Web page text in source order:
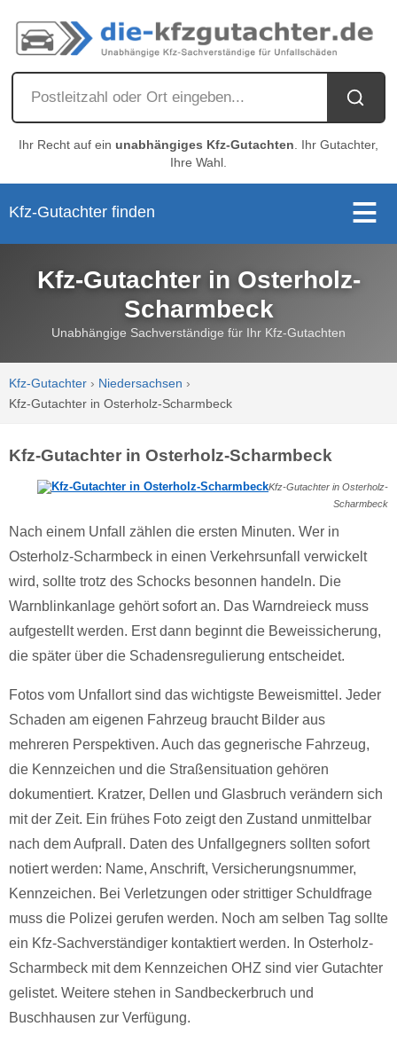
Ihr Recht auf ein unabhängiges Kfz-Gutachten . Ihr Gutachter,
Ihre Wahl.
Kfz-Gutachter finden
Kfz-Gutachter in Osterholz-
Scharmbeck
Unabhängige Sachverständige für Ihr Kfz-Gutachten
Kfz-Gutachter › Niedersachsen ›
Kfz-Gutachter in Osterholz-Scharmbeck
Kfz-Gutachter in Osterholz-Scharmbeck
Kfz-Gutachter in Osterholz-
Scharmbeck
Nach einem Unfall zählen die ersten Minuten. Wer in
Osterholz-Scharmbeck in einen Verkehrsunfall verwickelt
wird, sollte trotz des Schocks besonnen handeln. Die
Warnblinkanlage gehört sofort an. Das Warndreieck muss
aufgestellt werden. Erst dann beginnt die Beweissicherung,
die später über die Schadensregulierung entscheidet.
Fotos vom Unfallort sind das wichtigste Beweismittel. Jeder
Schaden am eigenen Fahrzeug braucht Bilder aus
mehreren Perspektiven. Auch das gegnerische Fahrzeug,
die Kennzeichen und die Straßensituation gehören
dokumentiert. Kratzer, Dellen und Glasbruch verändern sich
mit der Zeit. Ein frühes Foto zeigt den Zustand unmittelbar
nach dem Aufprall. Daten des Unfallgegners sollten sofort
notiert werden: Name, Anschrift, Versicherungsnummer,
Kennzeichen. Bei Verletzungen oder strittiger Schuldfrage
muss die Polizei gerufen werden. Noch am selben Tag sollte
ein Kfz-Sachverständiger kontaktiert werden. In Osterholz-
Scharmbeck mit dem Kennzeichen OHZ sind vier Gutachter
gelistet. Weitere stehen in Sandbeckerbruch und
Buschhausen zur Verfügung.